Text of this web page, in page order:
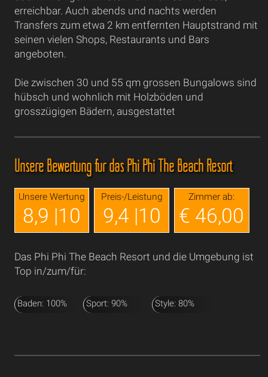
erreichbar. Auch abends und nachts werden
Transfers zum etwa 2 km entfernten Hauptstrand mit
seinen vielen Shops, Restaurants und Bars
angeboten.
Die zwischen 30 und 55 qm grossen Bungalows sind
hübsch und wohnlich mit Holzböden und
grosszügigen Bädern, ausgestattet
Unsere Bewertung für das Phi Phi The Beach Resort
Unsere Wertung
8,9 |10
Preis-/Leistung
9,4 |10
Zimmer ab:
€ 46,00
Das Phi Phi The Beach Resort und die Umgebung ist
Top in/zum/für:
Baden: 100% Sport: 90% Style: 80%